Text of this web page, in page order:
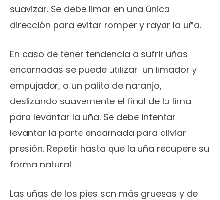
suavizar. Se debe limar en una única
dirección para evitar romper y rayar la uña.
En caso de tener tendencia a sufrir uñas
encarnadas se puede utilizar un limador y
empujador, o un palito de naranjo,
deslizando suavemente el final de la lima
para levantar la uña. Se debe intentar
levantar la parte encarnada para aliviar
presión. Repetir hasta que la uña recupere su
forma natural.
Las uñas de los pies son más gruesas y de